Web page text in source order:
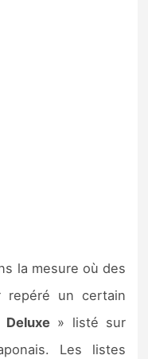
la mesure où des
repéré un certain
» listé sur
Les listes